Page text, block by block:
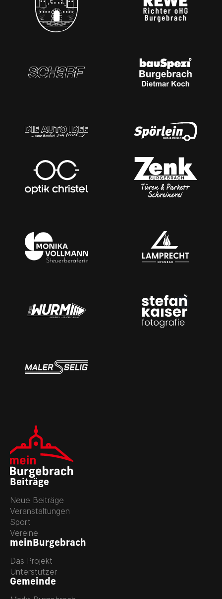
Beiträge
Neue Beiträge
Veranstaltungen
Sport
Vereine
meinBurgebrach
Das Projekt
Unterstützer
Gemeinde